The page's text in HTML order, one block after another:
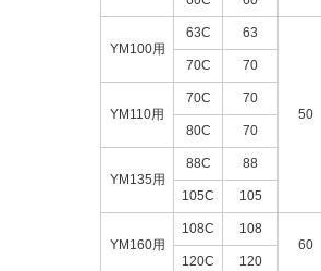
YM100用
63C 63
50
70C 70
YM110用
70C 70
80C 70
YM135用
88C 88
105C
105
YM160用
108C
108
60
120C
120